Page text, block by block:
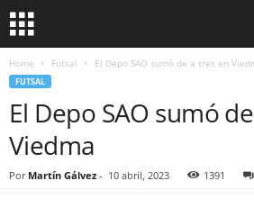
Home Futsal El Depo SAO sumó de a tres en
FUTSAL
El Depo SAO sumó
Viedma
Por Martín Gálvez - 10 abril, 2023 1391